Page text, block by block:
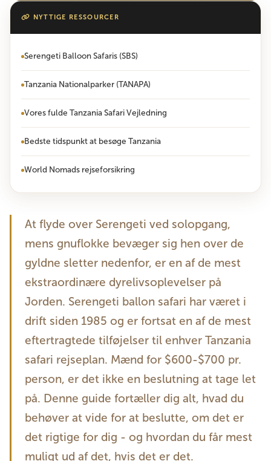
At flyde over Serengeti ved solopgang,
mens gnuflokke bevæger sig hen over de
gyldne sletter nedenfor, er en af de mest
ekstraordinære dyrelivsoplevelser på
Jorden. Serengeti ballon safari har været i
drift siden 1985 og er fortsat en af ​​de mest
eftertragtede tilføjelser til enhver Tanzania
safari rejseplan. Mænd for $600-$700 pr.
person, er det ikke en beslutning at tage let
på. Denne guide fortæller dig alt, hvad du
behøver at vide for at beslutte, om det er
det rigtige for dig - og hvordan du får mest
muligt ud af det, hvis det er det.
NYTTIGE RESSOURCER
Serengeti Balloon Safaris (SBS)
Tanzania Nationalparker (TANAPA)
Vores fulde Tanzania Safari Vejledning
Bedste tidspunkt at besøge Tanzania
World Nomads rejseforsikring